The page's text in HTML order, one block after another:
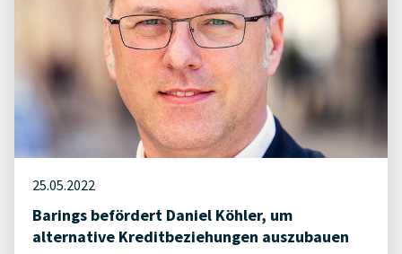
25.05.2022
Barings befördert Daniel Köhler, um
alternative Kreditbeziehungen auszubauen